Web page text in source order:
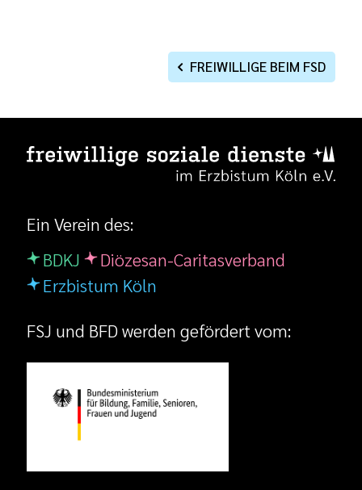
FREIWILLIGE BEIM FSD
Ein Verein des:
BDKJ
Diözesan-Caritasverband
Erzbistum Köln
FSJ und BFD werden gefördert vom: